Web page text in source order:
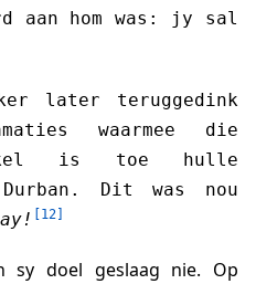
aan hom was: jy sal
later teruggedink
waarmee die
is toe hulle
Dit was nou
[12]
sy doel geslaag nie. Op